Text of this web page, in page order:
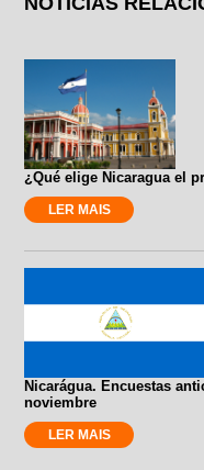
¿Qué elige Nicaragua el
LER MAIS
Nicarágua. Encuestas
noviembre
LER MAIS